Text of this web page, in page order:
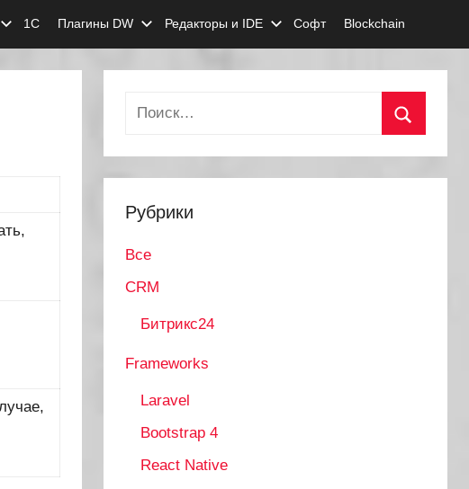
1С Плагины DW Редакторы и IDE Софт Blockchain
Найти:
Рубрики
Все
CRM
Битрикс24
Frameworks
Laravel
Bootstrap 4
React Native